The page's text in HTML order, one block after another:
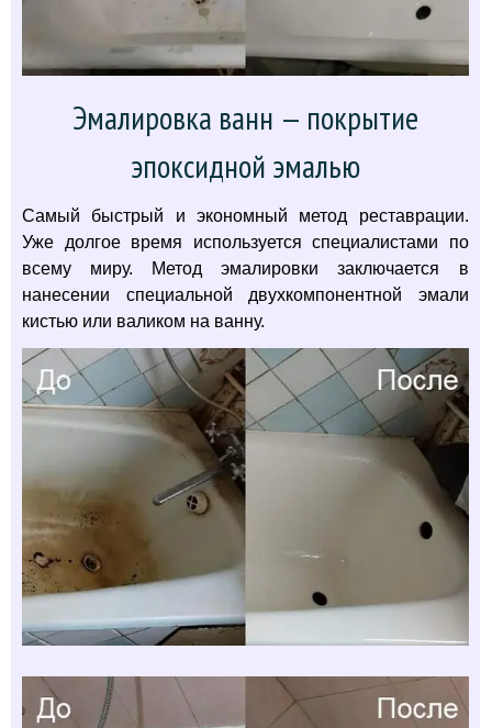
Эмалировка ванн — покрытие
эпоксидной эмалью
Самый быстрый и экономный метод реставрации.
Уже долгое время используется специалистами по
всему миру. Метод эмалировки заключается в
нанесении специальной двухкомпонентной эмали
кистью или валиком на ванну.